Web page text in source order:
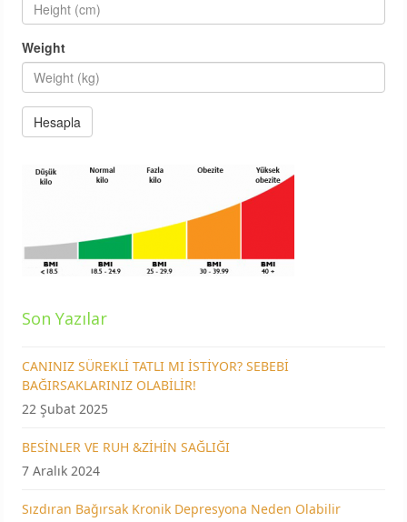
Weight
Son Yazılar
CANINIZ SÜREKLİ TATLI MI İSTİYOR? SEBEBİ
BAĞIRSAKLARINIZ OLABİLİR!
22 Şubat 2025
BESİNLER VE RUH &ZİHİN SAĞLIĞI
7 Aralık 2024
Sızdıran Bağırsak Kronik Depresyona Neden Olabilir